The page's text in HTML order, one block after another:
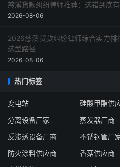
慈溪货款纠纷律师推荐：选错到底
2026-08-06
2026慈溪货款纠纷律师综合实力
选型路径
2026-08-06
热门标签
变电站 硅酸甲酯供
分离设备厂家
蒸发器厂商
反渗透设备厂商
不锈钢管厂
防火涂料供应商
香菇供应商